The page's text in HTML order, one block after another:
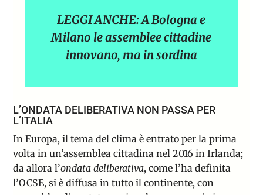
LEGGI ANCHE: A Bologna e
Milano le assemblee cittadine
innovano, ma in sordina
L’ONDATA DELIBERATIVA NON PASSA PER
L’ITALIA
In Europa, il tema del clima è entrato per la prima
volta in un’assemblea cittadina nel 2016 in Irlanda;
da allora l’ondata deliberativa, come l’ha definita
l’OCSE, si è diffusa in tutto il continente, con